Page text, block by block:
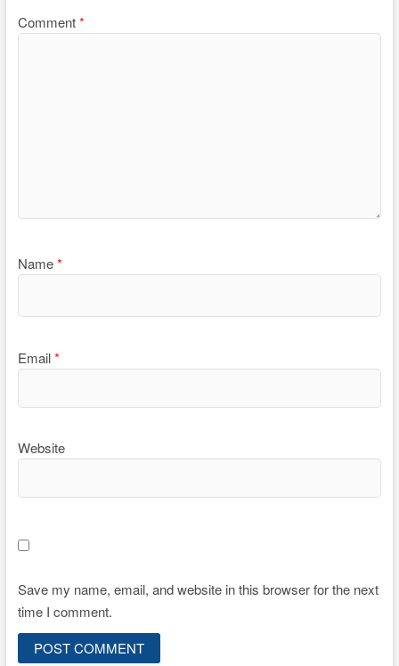
Comment*
Name*
Email*
Website
Save my name, email, and website in this browser for the next
time I comment.